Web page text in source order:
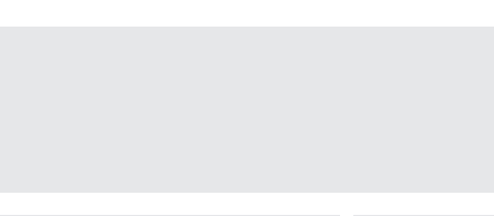
منطقه جلوگیری می کنیم